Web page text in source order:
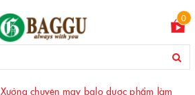
0
Xưởng chuyên may balo dược phẩm làm